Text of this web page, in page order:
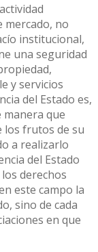
mercado, no
institucional,
una seguridad
y servicios
del Estado es,
manera que
los frutos de su
a realizarlo
del Estado
derechos
este campo la
sino de cada
en que